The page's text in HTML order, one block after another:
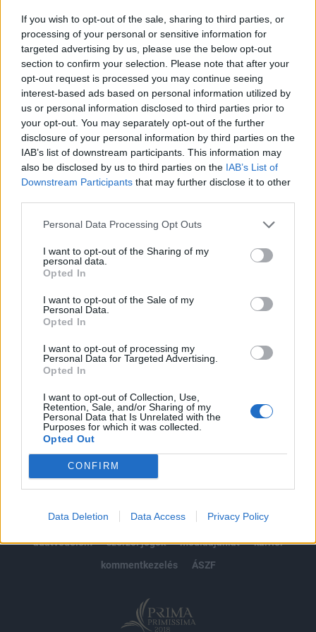
If you wish to opt-out of the sale, sharing to third parties, or
processing of your personal or sensitive information for
targeted advertising by us, please use the below opt-out
section to confirm your selection. Please note that after your
opt-out request is processed you may continue seeing
interest-based ads based on personal information utilized by
us or personal information disclosed to third parties prior to
your opt-out. You may separately opt-out of the further
disclosure of your personal information by third parties on the
IAB’s list of downstream participants. This information may
also be disclosed by us to third parties on the IAB’s List of
Downstream Participants that may further disclose it to other
Personal Data Processing Opt Outs
I want to opt-out of the Sharing of my
personal data.
Opted In
I want to opt-out of the Sale of my
Personal Data.
Opted In
I want to opt-out of processing my
Personal Data for Targeted Advertising.
Opted In
I want to opt-out of Collection, Use,
Retention, Sale, and/or Sharing of my
Personal Data that Is Unrelated with the
Purposes for which it was collected.
Opted Out
CONFIRM
Data Deletion Data Access Privacy Policy
Forintárfolyam, kamatok, infláció - Mi vár ránk 2024-ben?A
magyar kamatkilátásokról is szó lesz a Portfolio következő,
Signature előfizetőknek szóló befektetői klubján. Most
érdemes regisztrálni:Információ és jelentkezés Perlusz
László, a Vállalkozók és Munkáltatók Országos Szövetsége
(VOSZ) főtitkára a Világgazdaságnak nyilatkozva szintén a
jegybanki kamatvágások...
KEDVES OLVASÓNK!
A keresett cikk a portfolio.hu hírarchívumához
tartozik, melynek olvasása előfizetéses
regisztrációhoz kötött.
Az előfizetés a következőket tartalmazza:
Portfolio.hu teljes cikkarchívum
Kötéslisták: BÉT elmúlt 2 év napon belüli
kötéslistái
impresszum
jogi nyilatkozat
süti beállítások
adatvédelem
szerzői jogok médiaajánlat
karrier
kommentkezelés
ÁSZF